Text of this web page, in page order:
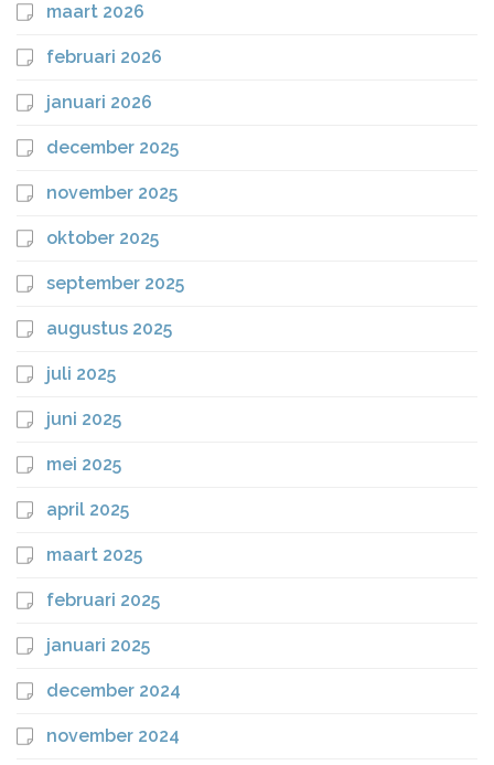
maart 2026
februari 2026
januari 2026
december 2025
november 2025
oktober 2025
september 2025
augustus 2025
juli 2025
juni 2025
mei 2025
april 2025
maart 2025
februari 2025
januari 2025
december 2024
november 2024